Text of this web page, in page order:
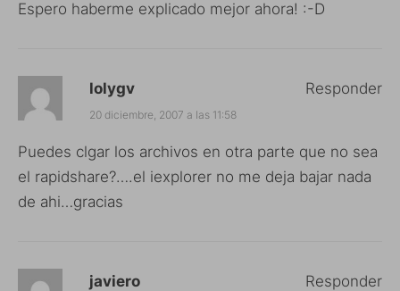
Espero haberme explicado mejor ahora! :-D
lolygv
20 diciembre, 2007 a las 11:58
Puedes clgar los archivos en otra parte que no sea
el rapidshare?….el iexplorer no me deja bajar nada
de ahi…gracias
Responder
javiero Responder